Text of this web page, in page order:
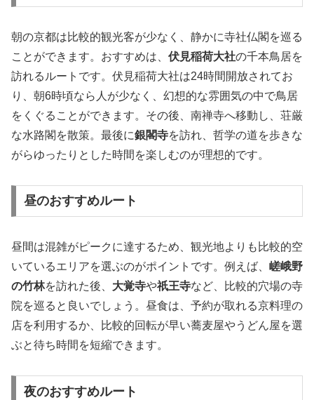
朝の京都は比較的観光客が少なく、静かに寺社仏閣を巡る
ことができます。おすすめは、 伏見稲荷大社の千本鳥居を
訪れるルートです。伏見稲荷大社は24時間開放されてお
り、朝6時頃なら人が少なく、幻想的な雰囲気の中で鳥居
をくぐることができます。その後、南禅寺へ移動し、荘厳
な水路閣を散策。最後に銀閣寺を訪れ、哲学の道を歩きな
がらゆったりとした時間を楽しむのが理想的です。
昼のおすすめルート
昼間は混雑がピークに達するため、観光地よりも比較的空
いているエリアを選ぶのがポイントです。例えば、 嵯峨野
の竹林を訪れた後、 大覚寺や祇王寺など、比較的穴場の寺
院を巡ると良いでしょう。昼食は、予約が取れる京料理の
店を利用するか、比較的回転が早い蕎麦屋やうどん屋を選
ぶと待ち時間を短縮できます。
夜のおすすめルート